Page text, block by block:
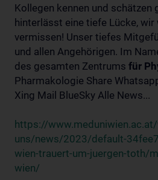
Kollegen kennen und schätzen
hinterlässt eine tiefe Lücke,
vermissen! Unser tiefes
und allen Angehörigen. Im
des gesamten Zentrums für
Pharmakologie Share
Xing Mail BlueSky Alle News...
https://
uns/news/2023/default-
wien-trauert-um-juergen-toth/
wien/